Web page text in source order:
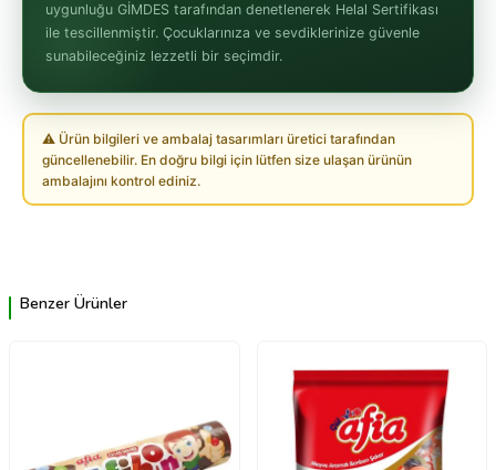
uygunluğu GİMDES tarafından denetlenerek Helal Sertifikası
ile tescillenmiştir. Çocuklarınıza ve sevdiklerinize güvenle
sunabileceğiniz lezzetli bir seçimdir.
⚠ Ürün bilgileri ve ambalaj tasarımları üretici tarafından
güncellenebilir. En doğru bilgi için lütfen size ulaşan ürünün
ambalajını kontrol ediniz.
Benzer Ürünler